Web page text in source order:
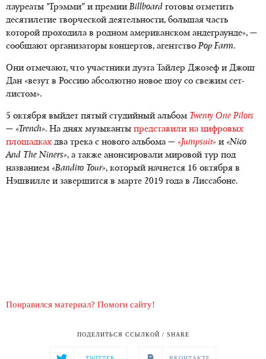
лауреаты "Грэмми" и премииBillboard готовы отметить
десятилетие творческой деятельности, большая часть
которой проходила в родном американском андеграунде», —
сообщают организаторы концертов, агентствоPop Farm.
Они отмечают, что участники дуэта Тайлер Джозеф и Джош
Дан «везут в Россию абсолютно новое шоу со свежим сет-
листом».
5 октября выйдет пятый студийный альбом Twenty One Pilots
— «Trench». На днях музыканты представили на цифровых
площадках два трека с нового альбома — «Jumpsuit» и «Nico
And The Niners», а также анонсировали мировой тур под
названием «Bandito Tour», который начнется 16 октября в
Нэшвилле и завершится в марте 2019 года в Лиссабоне.
Понравился материал? Помоги сайту!
ПОДЕЛИТЬСЯ ССЫЛКОЙ / SHARE